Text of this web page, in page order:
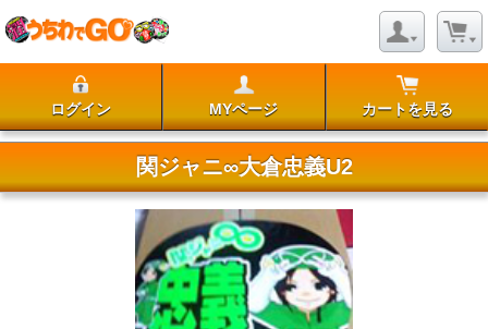
ログイン MYページ カートを見る
関ジャニ∞大倉忠義U2